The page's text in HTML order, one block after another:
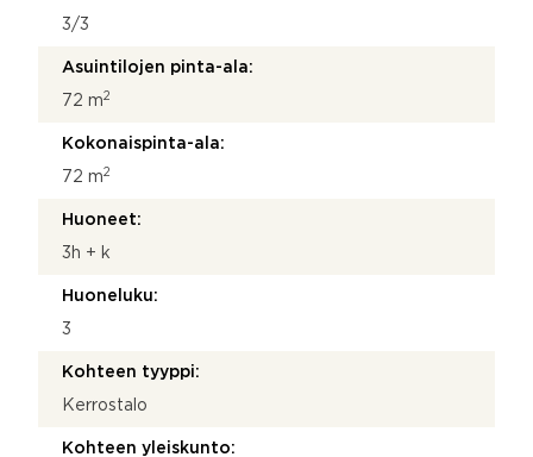
3/3
Asuintilojen pinta-ala:
72 m2
Kokonaispinta-ala:
72 m2
Huoneet:
3h + k
Huoneluku:
3
Kohteen tyyppi:
Kerrostalo
Kohteen yleiskunto: